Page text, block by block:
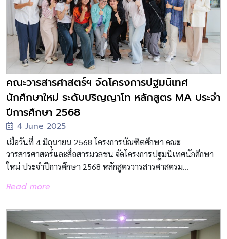
คณะวารสารศาสตร์ฯ จัดโครงการปฐมนิเทศ
นักศึกษาใหม่ ระดับปริญญาโท หลักสูตร MA ประจำ
ปีการศึกษา 2568
4 June 2025
เมื่อวันที่ 4 มิถุนายน 2568 โครงการบัณฑิตศึกษา คณะ
วารสารศาสตร์และสื่อสารมวลชน จัดโครงการปฐมนิเทศนักศึกษา
ใหม่ ประจำปีการศึกษา 2568 หลักสูตรวารสารศาสตรม...
Read more